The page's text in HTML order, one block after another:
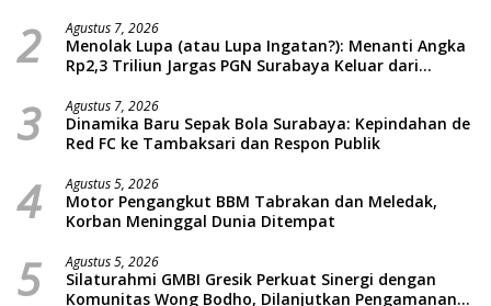
2 Agustus 7, 2026
Menolak Lupa (atau Lupa Ingatan?): Menanti Angka
Rp2,3 Triliun Jargas PGN Surabaya Keluar dari
3 Agustus 7, 2026
Dinamika Baru Sepak Bola Surabaya: Kepindahan de
Red FC ke Tambaksari dan Respon Publik
4 Agustus 5, 2026
Motor Pengangkut BBM Tabrakan dan Meledak,
Korban Meninggal Dunia Ditempat
5 Agustus 5, 2026
Silaturahmi GMBI Gresik Perkuat Sinergi dengan
Komunitas Wong Bodho, Dilanjutkan Pengamanan